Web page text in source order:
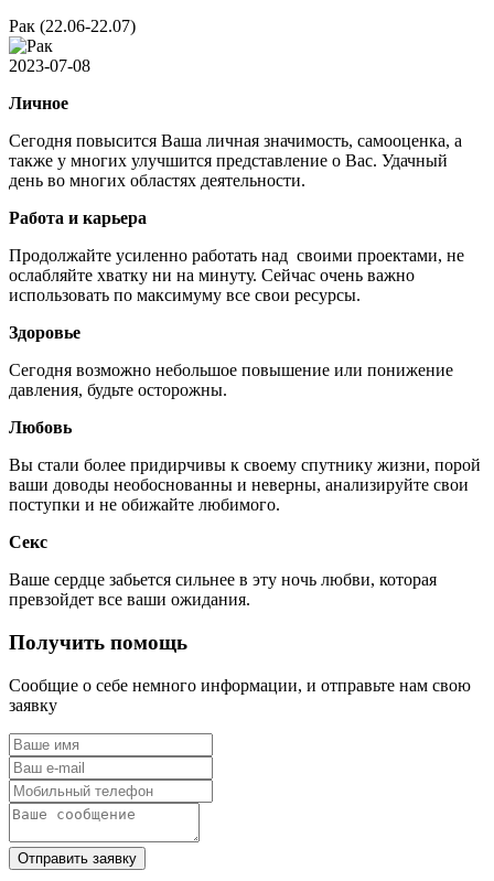
Рак (22.06-22.07)
2023-07-08
Личное
Сегодня повысится Ваша личная значимость, самооценка, а
также у многих улучшится представление о Вас. Удачный
день во многих областях деятельности.
Работа и карьера
Продолжайте усиленно работать над своими проектами, не
ослабляйте хватку ни на минуту. Сейчас очень важно
использовать по максимуму все свои ресурсы.
Здоровье
Сегодня возможно небольшое повышение или понижение
давления, будьте осторожны.
Любовь
Вы стали более придирчивы к своему спутнику жизни, порой
ваши доводы необоснованны и неверны, анализируйте свои
поступки и не обижайте любимого.
Секс
Ваше сердце забьется сильнее в эту ночь любви, которая
превзойдет все ваши ожидания.
Получить помощь
Сообщие о себе немного информации, и отправьте нам свою
заявку
Отправить заявку